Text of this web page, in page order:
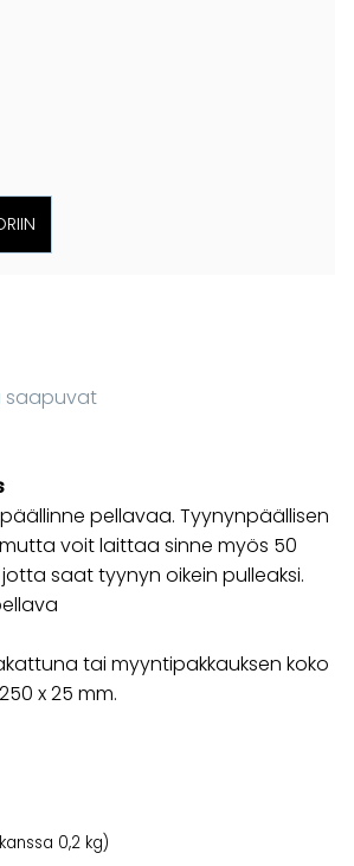
saapuvat
pellavaa. Tyynynpäällisen
voit laittaa sinne myös 50
saat tyynyn oikein pulleaksi.
tai myyntipakkauksen koko
x 25 mm.
0,2 kg)